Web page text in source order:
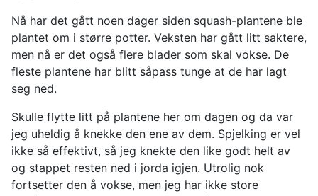
Nå har det gått noen dager siden squash-plantene ble
plantet om i større potter. Veksten har gått litt saktere,
men nå er det også flere blader som skal vokse. De
fleste plantene har blitt såpass tunge at de har lagt
seg ned.
Skulle flytte litt på plantene her om dagen og da var
jeg uheldig å knekke den ene av dem. Spjelking er vel
ikke så effektivt, så jeg knekte den like godt helt av
og stappet resten ned i jorda igjen. Utrolig nok
fortsetter den å vokse, men jeg har ikke store